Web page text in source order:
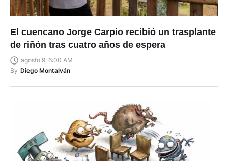
El cuencano Jorge Carpio recibió un trasplante
de riñón tras cuatro años de espera
agosto 9, 6:00 AM
By Diego Montalván